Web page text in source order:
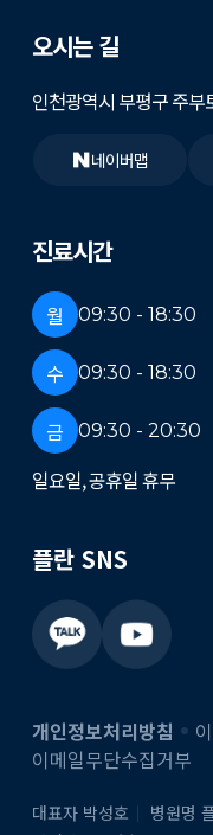
진료시간
월 09:30 - 18:30
수 09:30 - 18:30
금 09:30 - 20:30
일요일, 공휴일 휴무
오시는 길
인천광역시 부평구 주
네이버맵
플란 SNS
개인정보처리방침
이메일무단수집거부
대표자 박성호
병원명